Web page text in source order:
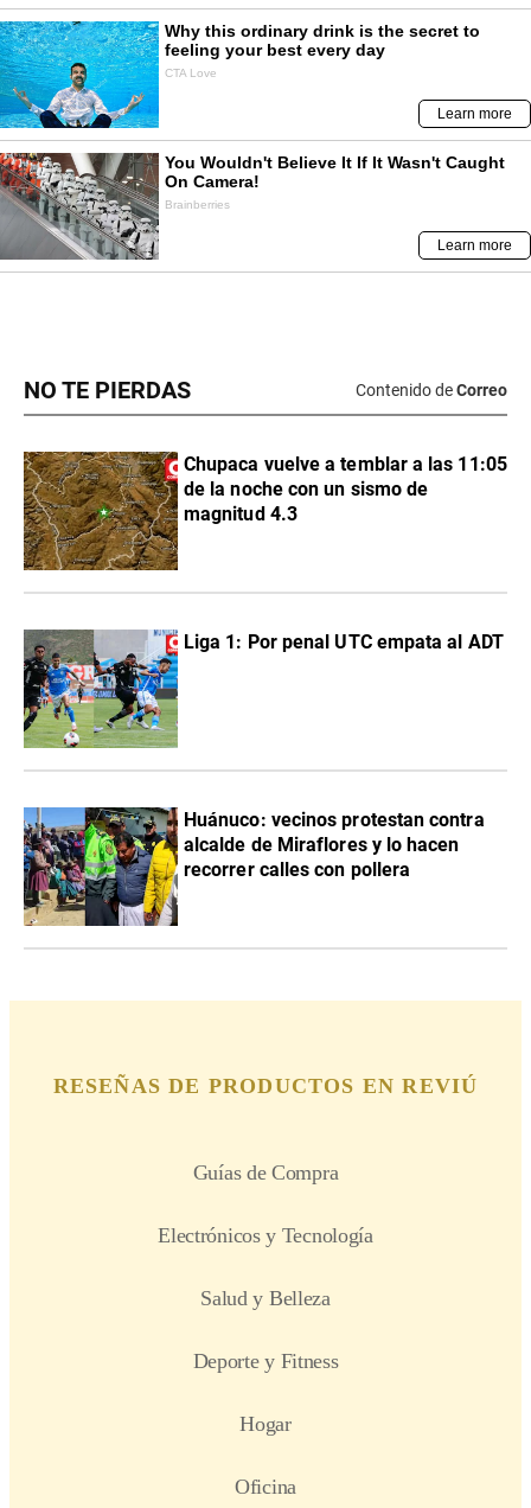
NO TE PIERDAS Contenido deCorreo
Chupaca vuelve a temblar a las 11:05
de la noche con un sismo de
magnitud 4.3
Liga 1: Por penal UTC empata al ADT
Huánuco: vecinos protestan contra
alcalde de Miraflores y lo hacen
recorrer calles con pollera